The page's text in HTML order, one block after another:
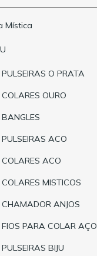
Mística
PULSEIRAS O PRATA
COLARES OURO
BANGLES
PULSEIRAS ACO
COLARES ACO
COLARES MISTICOS
CHAMADOR ANJOS
FIOS PARA COLAR AÇO
PULSEIRAS BIJU